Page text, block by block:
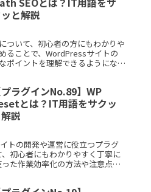
と解説
ついて、初心者の方にもわかりや
ることで、WordPressサイトの
ポイントを理解できるようになり
プラグインNo.89】WP
とは？IT用語をサクッ
説
トの開発や運営に役立つプラグ
初心者にもわかりやすく丁寧に
た作業効率化の方法や注意点ま